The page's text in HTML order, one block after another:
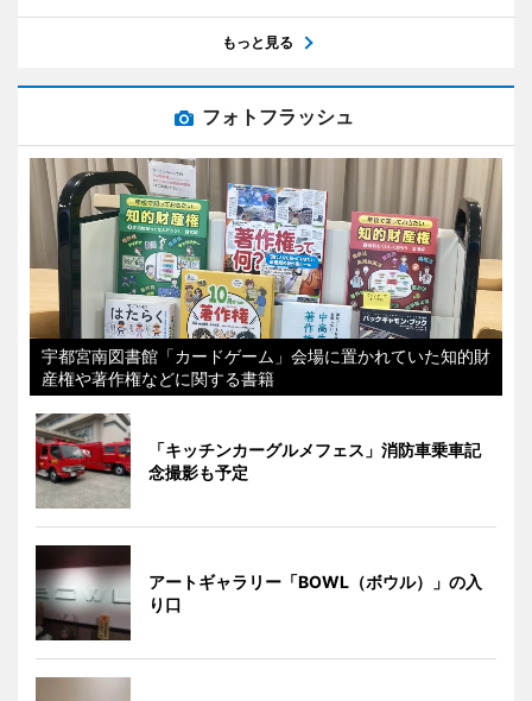
もっと見る
フォトフラッシュ
宇都宮南図書館「カードゲーム」会場に置かれていた知的財
産権や著作権などに関する書籍
「キッチンカーグルメフェス」消防車乗車記
念撮影も予定
アートギャラリー「BOWL（ボウル）」の入
り口